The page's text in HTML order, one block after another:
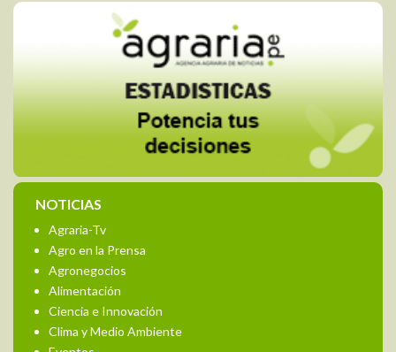
NOTICIAS
Agraria-Tv
Agro en la Prensa
Agronegocios
Alimentación
Ciencia e Innovación
Clima y Medio Ambiente